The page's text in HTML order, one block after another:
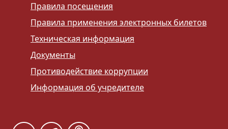
Правила посещения
Правила применения электронных билетов
Техническая информация
Документы
Противодействие коррупции
Информация об учредителе